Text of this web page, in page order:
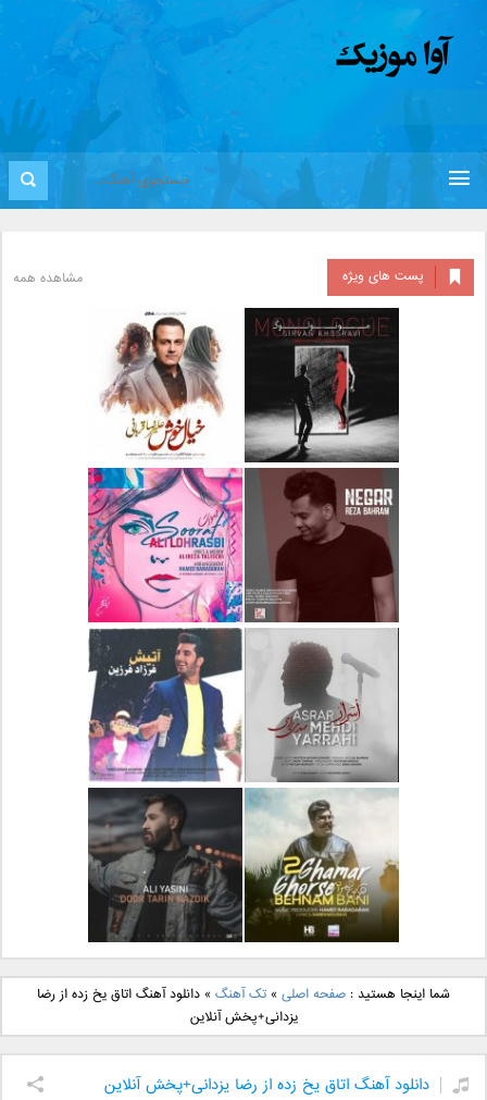
پست های ویژه مشاهده همه
دانلود آلبوم جدید سیروان
خسروی بنام مونولوگ
دانلود آهنگ جدید علیرضا
قربانی بنام خیال خوش
دانلود آهنگ جدید رضا
بهرام بنام نگار
دانلود آهنگ جدید علی
لهراسبی بنام صورت
دانلود آهنگ جدید مهدی
یراحی بنام اسرار
دانلود آهنگ جدید فرزاد
فرزین بنام آتیش
دانلود آهنگ جدید بهنام
بانی بنام قرص قمر 2
دانلود آهنگ جدید علی
یاسینی بنام دورترین نزدیک
شما اینجا هستید :صفحه اصلی »تک آهنگ »دانلود آهنگ اتاق یخ زده از رضا
یزدانی+پخش آنلاین
دانلود آهنگ اتاق یخ زده از رضا یزدانی+پخش آنلاین